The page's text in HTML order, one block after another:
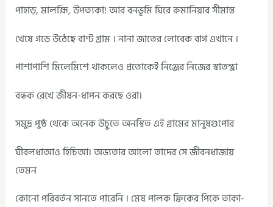
পাহাড়, মালহ্মি, উপত্যকা! আর বনভূমি ঘিরে রুমানিয়ার সীমান্ত
খেষে গড়ে উঠেছে বাণ্ট গ্রাম । নানা জাতের লোবেক বাগ এখানে ।
পাশাপাশি মিলেমিশে থাকলেও প্রতোকেই নিঞ্জের নিজের স্বাতন্ত্রা
বন্ধক রেখে জীষন-ধাপন করছে ওরা।
সমুদ্র পুষ্ঠ থেকে অনেক উচুতে অনস্থিত এই গ্রামের মানুষগুপোর
ঘীবলধাআও হিচিআ। অভ্যতার আলো তাদের সে জীবনধাজায়
তেমন
কোনো পরিবর্তন সানতে পারেনি । মেষ পালক ফ্রিকের পিকে তাকা-